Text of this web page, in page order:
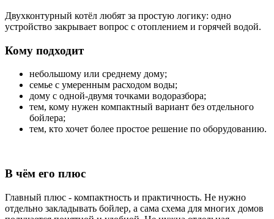
Двухконтурный котёл любят за простую логику: одно
устройство закрывает вопрос с отоплением и горячей водой.
Кому подходит
небольшому или среднему дому;
семье с умеренным расходом воды;
дому с одной-двумя точками водоразбора;
тем, кому нужен компактный вариант без отдельного
бойлера;
тем, кто хочет более простое решение по оборудованию.
В чём его плюс
Главный плюс - компактность и практичность. Не нужно
отдельно закладывать бойлер, а сама схема для многих домов